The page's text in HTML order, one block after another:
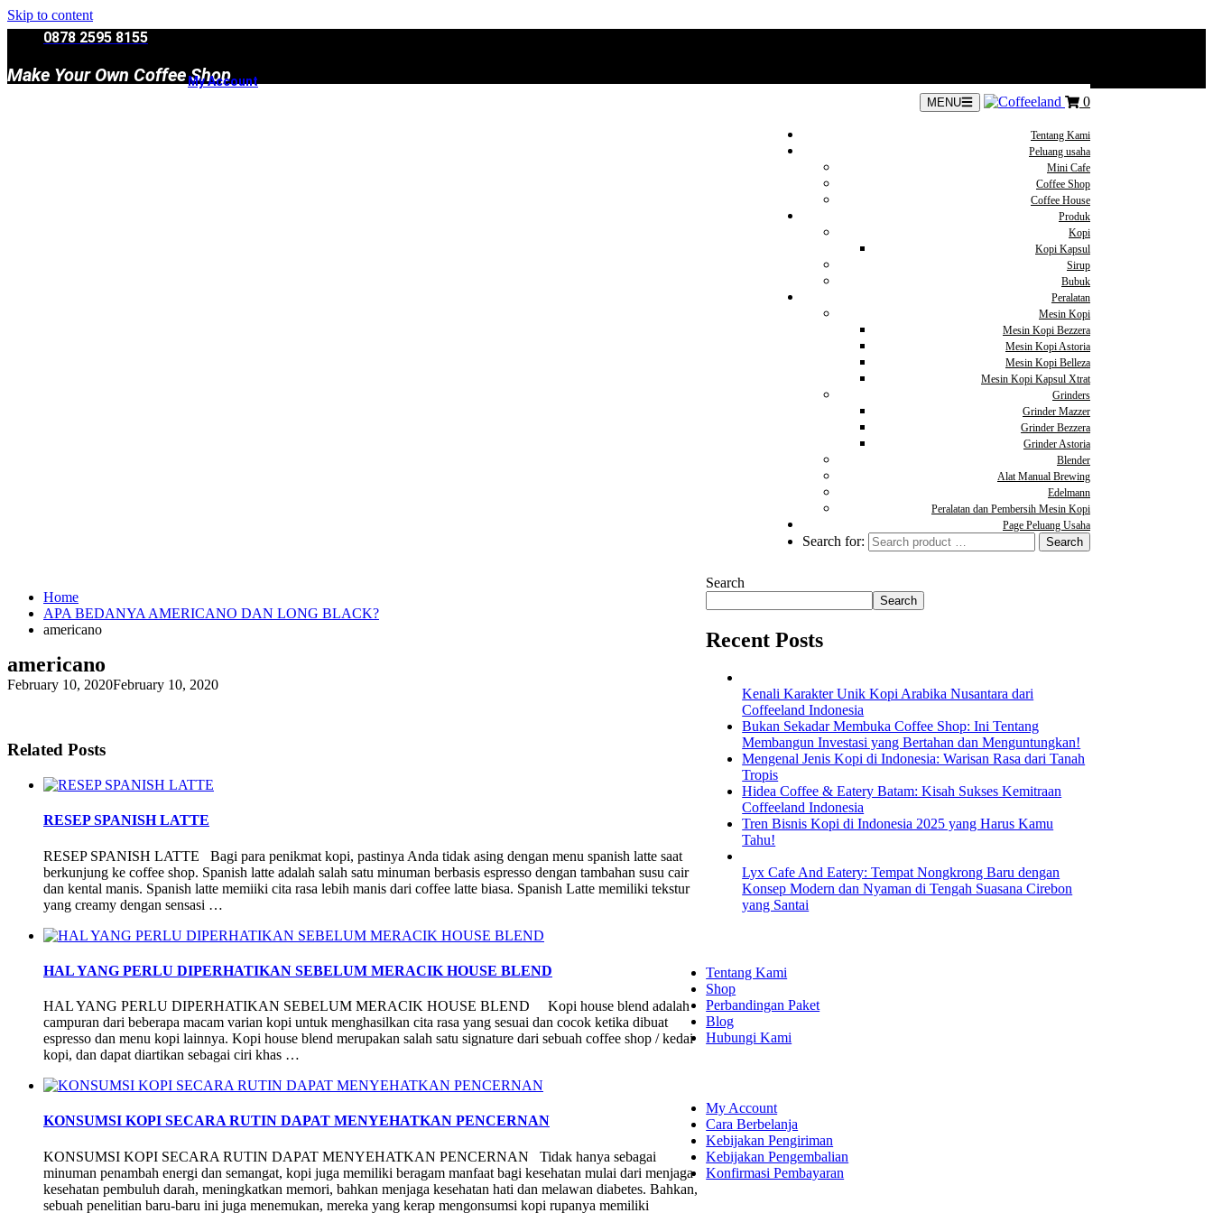
Skip to content
0878 2595 8155
Make Your Own Coffee Shop
My Account
MENU 0
Tentang Kami
Peluang usaha
Mini Cafe
Coffee Shop
Coffee House
Produk
Kopi
Kopi Kapsul
Sirup
Bubuk
Peralatan
Mesin Kopi
Mesin Kopi Bezzera
Mesin Kopi Astoria
Mesin Kopi Belleza
Mesin Kopi Kapsul Xtrat
Grinders
Grinder Mazzer
Grinder Bezzera
Grinder Astoria
Blender
Alat Manual Brewing
Edelmann
Peralatan dan Pembersih Mesin Kopi
Page Peluang Usaha
Search for:
Home
APA BEDANYA AMERICANO DAN LONG BLACK?
americano
americano
February 10, 2020February 10, 2020
Related Posts
RESEP SPANISH LATTE
RESEP SPANISH LATTE Bagi para penikmat kopi, pastinya Anda tidak asing dengan menu spanish latte saat
berkunjung ke coffee shop. Spanish latte adalah salah satu minuman berbasis espresso dengan tambahan susu cair
dan kental manis. Spanish latte memiiki cita rasa lebih manis dari coffee latte biasa. Spanish Latte memiliki tekstur
yang creamy dengan sensasi …
HAL YANG PERLU DIPERHATIKAN SEBELUM MERACIK HOUSE BLEND
HAL YANG PERLU DIPERHATIKAN SEBELUM MERACIK HOUSE BLEND Kopi house blend adalah
campuran dari beberapa macam varian kopi untuk menghasilkan cita rasa yang sesuai dan cocok ketika dibuat
espresso dan menu kopi lainnya. Kopi house blend merupakan salah satu signature dari sebuah coffee shop / kedai
kopi, dan dapat diartikan sebagai ciri khas …
KONSUMSI KOPI SECARA RUTIN DAPAT MENYEHATKAN PENCERNAN
KONSUMSI KOPI SECARA RUTIN DAPAT MENYEHATKAN PENCERNAN Tidak hanya sebagai
minuman penambah energi dan semangat, kopi juga memiliki beragam manfaat bagi kesehatan mulai dari menjaga
kesehatan pembuluh darah, meningkatkan memori, bahkan menjaga kesehatan hati dan melawan diabetes. Bahkan,
sebuah penelitian baru-baru ini juga menemukan, mereka yang kerap mengonsumsi kopi rupanya memiliki
Search
Search
Recent Posts
Kenali Karakter Unik Kopi Arabika Nusantara dari
Coffeeland Indonesia
Bukan Sekadar Membuka Coffee Shop: Ini Tentang
Membangun Investasi yang Bertahan dan Menguntungkan!
Mengenal Jenis Kopi di Indonesia: Warisan Rasa dari Tanah
Tropis
Hidea Coffee & Eatery Batam: Kisah Sukses Kemitraan
Coffeeland Indonesia
Tren Bisnis Kopi di Indonesia 2025 yang Harus Kamu
Tahu!
Lyx Cafe And Eatery: Tempat Nongkrong Baru dengan
Konsep Modern dan Nyaman di Tengah Suasana Cirebon
yang Santai
Tentang Kami
Shop
Perbandingan Paket
Blog
Hubungi Kami
My Account
Cara Berbelanja
Kebijakan Pengiriman
Kebijakan Pengembalian
Konfirmasi Pembayaran